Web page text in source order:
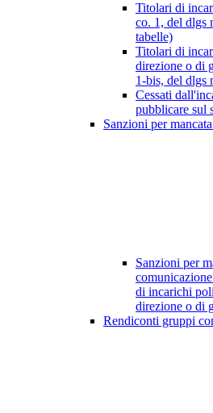
Titolari di
co. 1, del dlgs
tabelle)
Titolari di
direzione o di
1-bis, del dlgs
Cessati
pubblicare sul
Sanzioni per
Sanzioni per
di incarichi
direzione o di
Rendiconti gruppi